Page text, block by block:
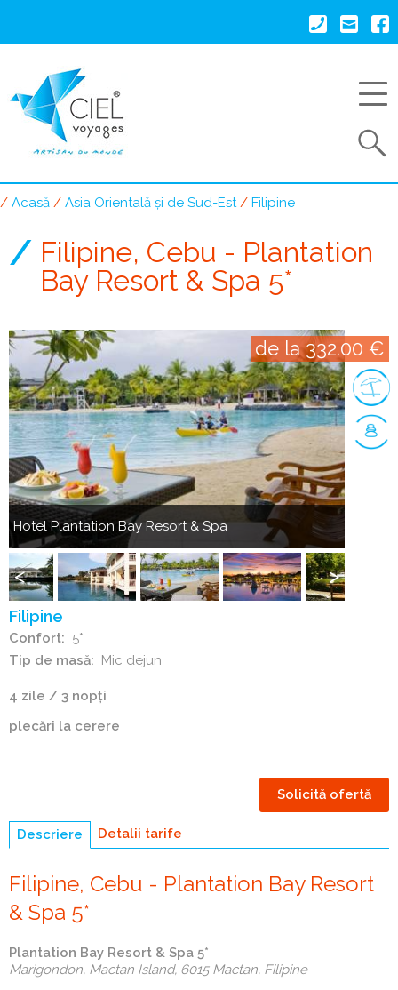
conţinutul
Acasă Asia Orientală și de Sud-Est Filipine
Filipine, Cebu - Plantation
Bay Resort & Spa 5*
Hotel
Plantation
Bay
Resort
&
Spa
Hotel Plantation Bay Resort & Spa
Anterior Următorul
Anterior Următorul
Filipine
Confort
5*
Tip de masă
Mic dejun
4 zile / 3 nopți
plecări la cerere
de la 332.00 €
Solicită ofertă
Descriere
Detalii tarife
Filipine, Cebu - Plantation Bay Resort
& Spa 5*
Plantation Bay Resort & Spa 5*
Marigondon, Mactan Island, 6015 Mactan, Filipine